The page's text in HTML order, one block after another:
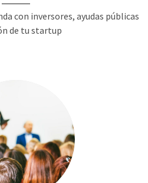
con inversores, ayudas públicas
de tu startup